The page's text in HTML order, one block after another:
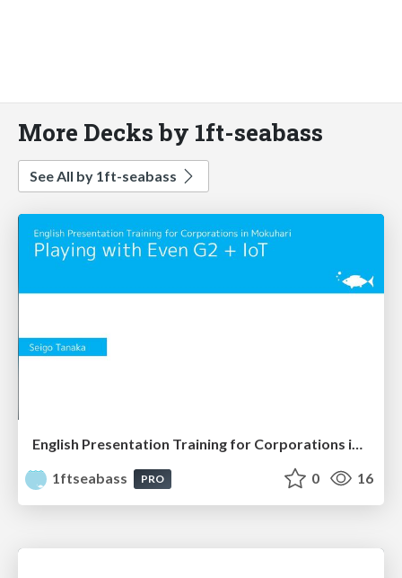
More Decks by 1ft-seabass
See All by 1ft-seabass
English Presentation Training for Corporations in Mokuhari
1ftseabass
PRO 0 16